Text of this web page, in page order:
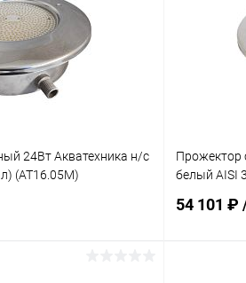
24Вт Акватехника н/с
(AT16.05M)
Прожектор
белый AISI
54 101 ₽